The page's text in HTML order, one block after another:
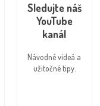
Sledujte náš
YouTube
kanál
Návodné videá a
užitočné tipy.